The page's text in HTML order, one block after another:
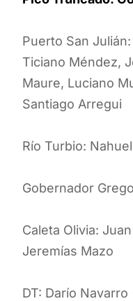
Puerto San
Ticiano Méndez,
Maure, Luciano
Santiago Arregui
Río Turbio:
Gobernador
Caleta Olivia:
Jeremías Mazo
DT: Darío